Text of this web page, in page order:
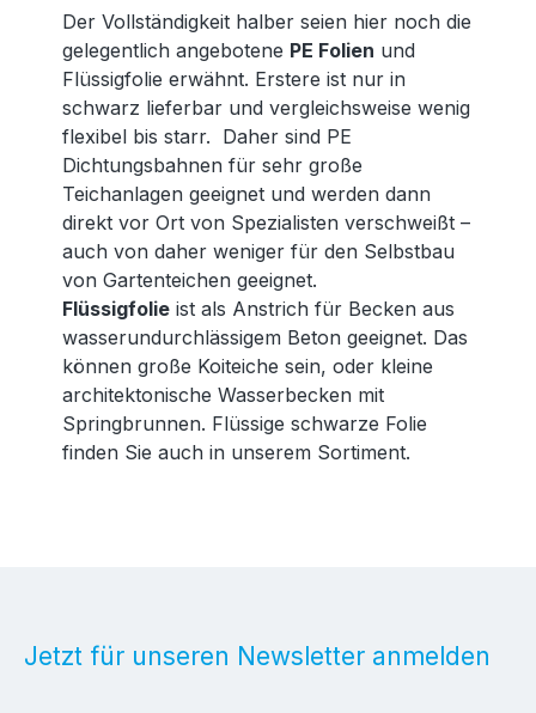
Der Vollständigkeit halber seien hier noch die
gelegentlich angebotene PE Folien und
Flüssigfolie erwähnt. Erstere ist nur in
schwarz lieferbar und vergleichsweise wenig
flexibel bis starr. Daher sind PE
Dichtungsbahnen für sehr große
Teichanlagen geeignet und werden dann
direkt vor Ort von Spezialisten verschweißt –
auch von daher weniger für den Selbstbau
von Gartenteichen geeignet.
Flüssigfolie ist als Anstrich für Becken aus
wasserundurchlässigem Beton geeignet. Das
können große Koiteiche sein, oder kleine
architektonische Wasserbecken mit
Springbrunnen. Flüssige schwarze Folie
finden Sie auch in unserem Sortiment.
Jetzt für unseren Newsletter anmelden